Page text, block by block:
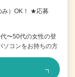
み）OK！ ★応募
〜50代の女性の登
コンをお持ちの方